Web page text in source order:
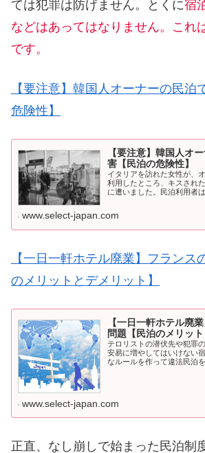
ては犯罪は防げません。とくに宿
などはあってはなりません。これ
です。
【要注意】韓国人オーナーの民泊
危険性】
【要注意】韓国人オ
害【民泊の危険性】
イタリアを訪れた女性が、
利用したところ、キスされ
に遭いました。民泊利用者
www.select-japan.com
【一日一軒ホテル廃業】フランス
のメリットとデメリット】
【一日一軒ホテル廃
問題【民泊のメリット
テロリストの潜伏先や犯罪
安易に増やしてはいけない
なルールを作って違法民泊
www.select-japan.com
正直、なし崩しで始まった民泊制